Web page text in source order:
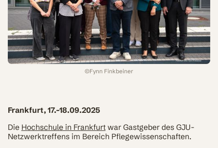
©Fynn Finkbeiner
Frankfurt, 17.–18.09.2025
Die Hochschule in Frankfurtwar Gastgeber des GJU-
Netzwerktreffens im Bereich Pflegewissenschaften.